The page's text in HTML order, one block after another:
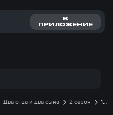
В
ПРИЛОЖЕНИЕ
Два отца и два сына 2 сезон
1